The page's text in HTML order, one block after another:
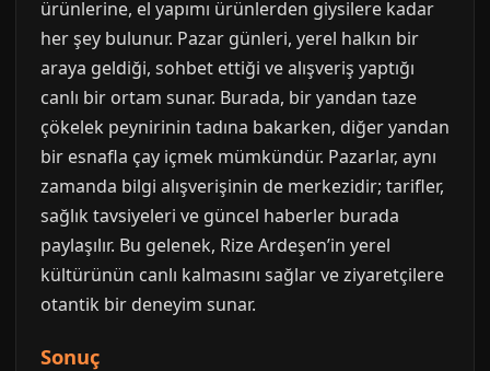
ürünlerine, el yapımı ürünlerden giysilere kadar
her şey bulunur. Pazar günleri, yerel halkın bir
araya geldiği, sohbet ettiği ve alışveriş yaptığı
canlı bir ortam sunar. Burada, bir yandan taze
çökelek peynirinin tadına bakarken, diğer yandan
bir esnafla çay içmek mümkündür. Pazarlar, aynı
zamanda bilgi alışverişinin de merkezidir; tarifler,
sağlık tavsiyeleri ve güncel haberler burada
paylaşılır. Bu gelenek, Rize Ardeşen’in yerel
kültürünün canlı kalmasını sağlar ve ziyaretçilere
otantik bir deneyim sunar.
Sonuç